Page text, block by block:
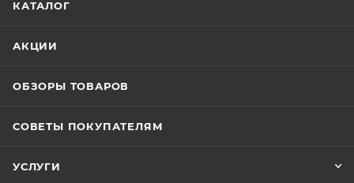
КАТАЛОГ
АКЦИИ
ОБЗОРЫ ТОВАРОВ
СОВЕТЫ ПОКУПАТЕЛЯМ
УСЛУГИ